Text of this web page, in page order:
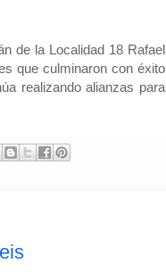
de la Localidad 18 Rafael
que culminaron con éxito
realizando alianzas para